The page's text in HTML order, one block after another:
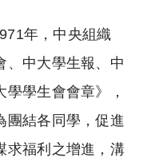
年，中央組織
、中大學生報、中
學生會會章》，
團結各同學，促進
求福利之增進，溝